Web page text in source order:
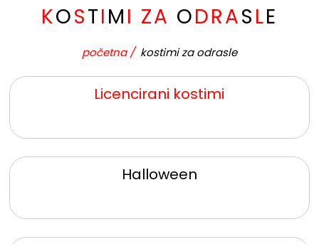
KOSTIMI ZA ODRASLE
početna / kostimi za odrasle
Licencirani kostimi
Halloween